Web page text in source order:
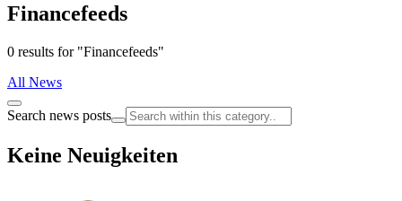
Financefeeds
0 results for "Financefeeds"
All News
Search news posts
Keine Neuigkeiten